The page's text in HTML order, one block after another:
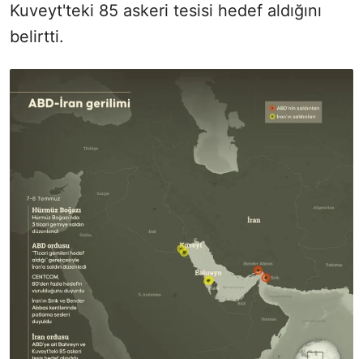
Kuveyt'teki 85 askeri tesisi hedef aldığını
belirtti.